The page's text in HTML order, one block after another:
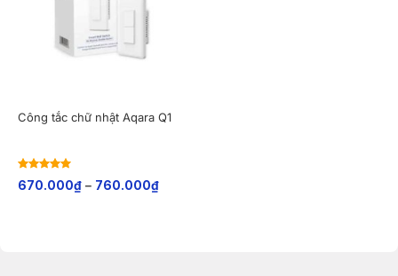
Công tắc chữ nhật Aqara Q1
Rated 5out
of 5
670.000₫– 760.000₫